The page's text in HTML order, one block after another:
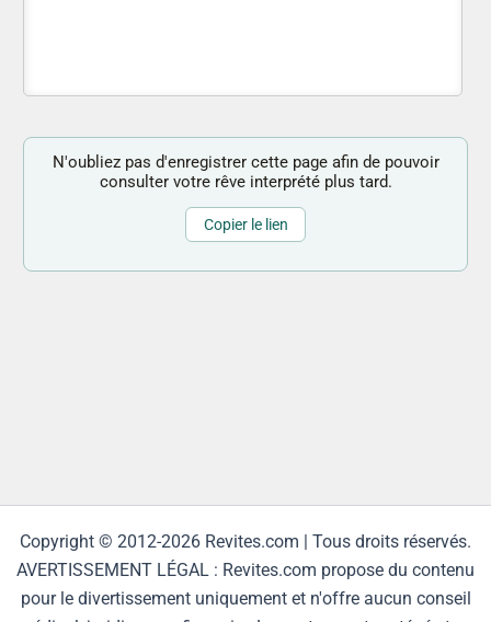
N'oubliez pas d'enregistrer cette page afin de pouvoir
consulter votre rêve interprété plus tard.
Copier le lien
Copyright © 2012-2026 Revites.com | Tous droits réservés.
AVERTISSEMENT LÉGAL : Revites.com propose du contenu
pour le divertissement uniquement et n'offre aucun conseil